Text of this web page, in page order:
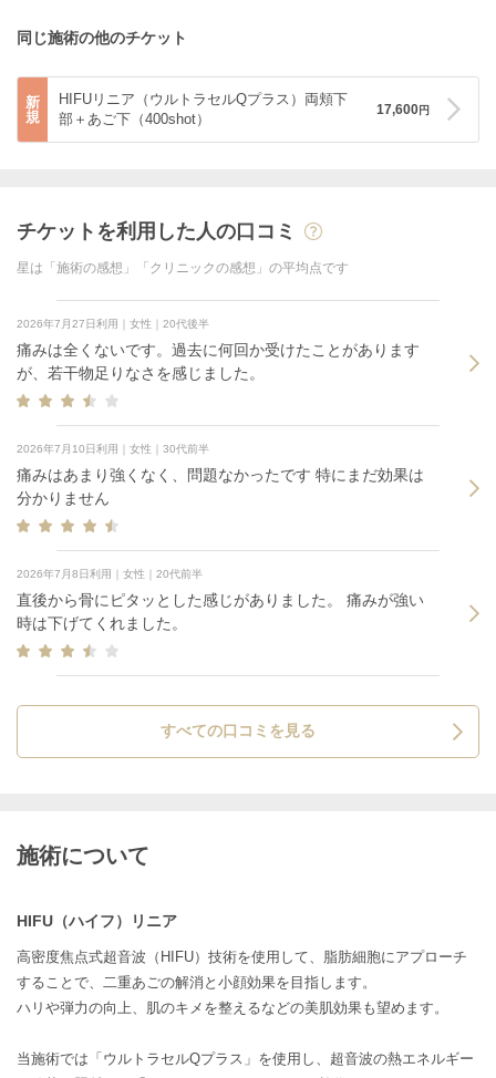
同じ施術の他のチケット
新
規
HIFUリニア（ウルトラセルQプラス）両頬下
部＋あご下（400shot）
17,600円
チケットを利用した人の口コミ
星は「施術の感想」「クリニックの感想」の平均点です
2026年7月27日利用｜女性｜20代後半
痛みは全くないです。過去に何回か受けたことがあります
が、若干物足りなさを感じました。
2026年7月10日利用｜女性｜30代前半
痛みはあまり強くなく、問題なかったです 特にまだ効果は
分かりません
2026年7月8日利用｜女性｜20代前半
直後から骨にピタッとした感じがありました。 痛みが強い
時は下げてくれました。
すべての口コミを見る
施術について
HIFU（ハイフ）リニア
高密度焦点式超音波（HIFU）技術を使用して、脂肪細胞にアプローチ
することで、二重あごの解消と小顔効果を目指します。
ハリや弾力の向上、肌のキメを整えるなどの美肌効果も望めます。
当施術では「ウルトラセルQプラス」を使用し、超音波の熱エネルギー